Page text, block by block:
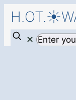
✕